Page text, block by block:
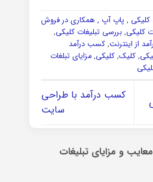
, پاپ آپ , همکاری در فروش
کلیکی, بررسی تبلیغات کلیکی,
از اینترنت, کسب درآمد
, کلیک, کلیکی, مزایای تبلغات
کسب درآمد با طراحی
سایت
معایب و مزایای تبلیغات